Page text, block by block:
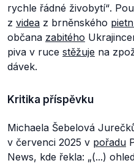
rychle řádné živobytí“.
z videa z brněnského
občana zabitého
piva v ruce stěžuje na
dávek.
Kritika příspěvku
Michaela Šebelová
v červenci 2025 v pořadu
News, kde řekla: „(...)